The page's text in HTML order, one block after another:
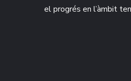
el progrés en l’àmbit